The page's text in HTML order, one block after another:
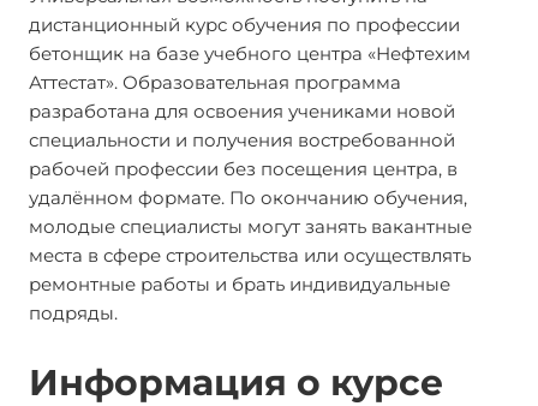
дистанционный курс обучения по профессии
бетонщик на базе учебного центра «Нефтехим
Аттестат». Образовательная программа
разработана для освоения учениками новой
специальности и получения востребованной
рабочей профессии без посещения центра, в
удалённом формате. По окончанию обучения,
молодые специалисты могут занять вакантные
места в сфере строительства или осуществлять
ремонтные работы и брать индивидуальные
подряды.
Информация о курсе